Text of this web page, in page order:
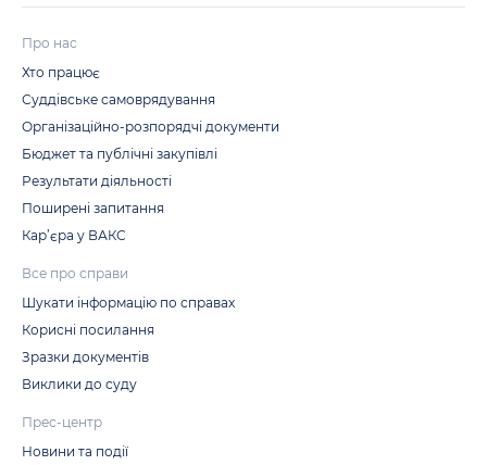
Про нас
Хто працює
Суддівське самоврядування
Організаційно-розпорядчі документи
Бюджет та публічні закупівлі
Результати діяльності
Поширені запитання
Кар’єра у ВАКС
Все про справи
Шукати інформацію по справах
Корисні посилання
Зразки документів
Виклики до суду
Прес-центр
Новини та події